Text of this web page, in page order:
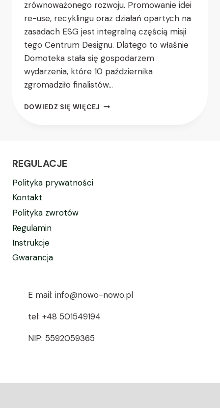
zrównoważonego rozwoju. Promowanie idei
re-use, recyklingu oraz działań opartych na
zasadach ESG jest integralną częścią misji
tego Centrum Designu. Dlatego to właśnie
Domoteka stała się gospodarzem
wydarzenia, które 10 października
zgromadziło finalistów…
DOWIEDZ SIĘ WIĘCEJ
REGULACJE
Polityka prywatności
Kontakt
Polityka zwrotów
Regulamin
Instrukcje
Gwarancja
E mail: info@nowo-nowo.pl
tel: +48 501549194
NIP: 5592059365